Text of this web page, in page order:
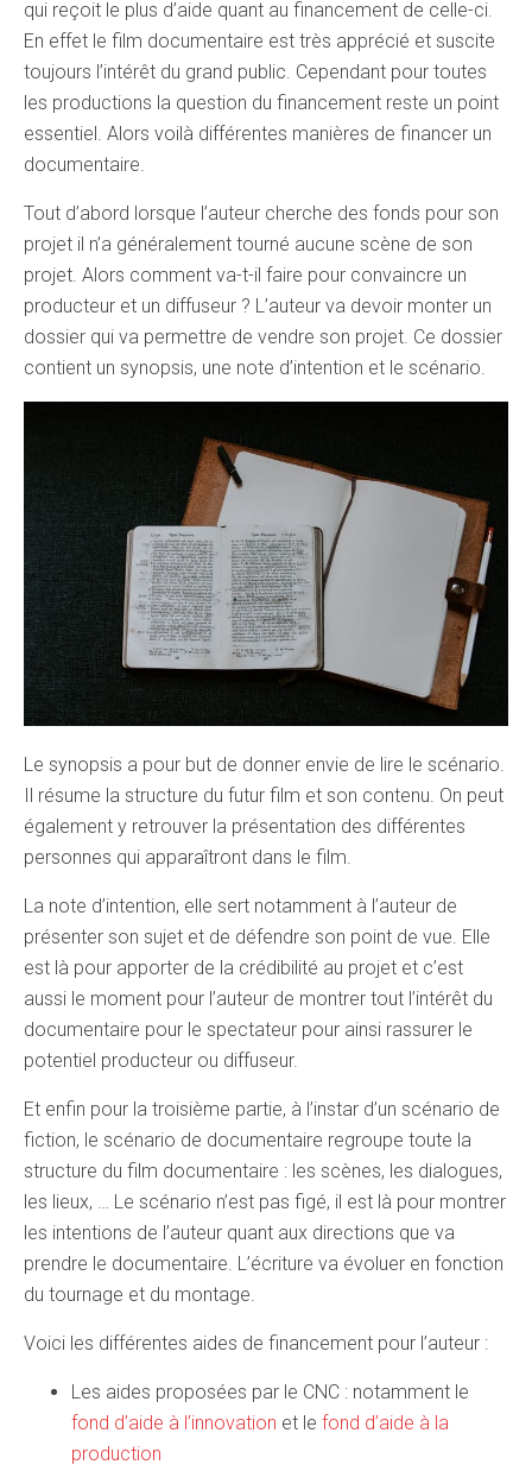
qui reçoit le plus d’aide quant au financement de celle-ci.
En effet le film documentaire est très apprécié et suscite
toujours l’intérêt du grand public. Cependant pour toutes
les productions la question du financement reste un point
essentiel. Alors voilà différentes manières de financer un
documentaire.
Tout d’abord lorsque l’auteur cherche des fonds pour son
projet il n’a généralement tourné aucune scène de son
projet. Alors comment va-t-il faire pour convaincre un
producteur et un diffuseur ? L’auteur va devoir monter un
dossier qui va permettre de vendre son projet. Ce dossier
contient un synopsis, une note d’intention et le scénario.
Le synopsis a pour but de donner envie de lire le scénario.
Il résume la structure du futur film et son contenu. On peut
également y retrouver la présentation des différentes
personnes qui apparaîtront dans le film.
La note d’intention, elle sert notamment à l’auteur de
présenter son sujet et de défendre son point de vue. Elle
est là pour apporter de la crédibilité au projet et c’est
aussi le moment pour l’auteur de montrer tout l’intérêt du
documentaire pour le spectateur pour ainsi rassurer le
potentiel producteur ou diffuseur.
Et enfin pour la troisième partie, à l’instar d’un scénario de
fiction, le scénario de documentaire regroupe toute la
structure du film documentaire : les scènes, les dialogues,
les lieux, … Le scénario n’est pas figé, il est là pour montrer
les intentions de l’auteur quant aux directions que va
prendre le documentaire. L’écriture va évoluer en fonction
du tournage et du montage.
Voici les différentes aides de financement pour l’auteur :
Les aides proposées par le CNC : notamment le
fond d’aide à l’innovation et le fond d’aide à la
production